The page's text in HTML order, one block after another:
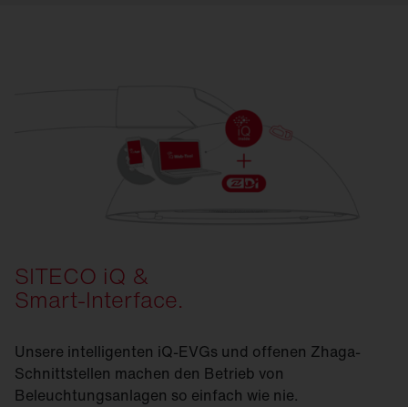
SITECO iQ &
Smart-Interface.
Unsere intelligenten iQ-EVGs und offenen Zhaga-
Schnittstellen machen den Betrieb von
Beleuchtungsanlagen so einfach wie nie.